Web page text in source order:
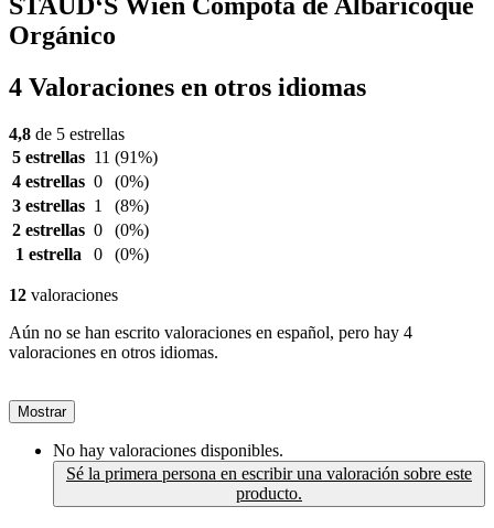
Orgánico
4 Valoraciones en otros idiomas
4,8 de 5 estrellas
5 estrellas 11 (91%)
4 estrellas 0
(0%)
3 estrellas 1
(8%)
2 estrellas 0
(0%)
1 estrella
0 (0%)
12 valoraciones
Aún no se han escrito valoraciones en español, pero hay 4
valoraciones en otros idiomas.
Mostrar
No hay valoraciones disponibles.
Sé la primera persona en escribir una valoración sobre este
producto.